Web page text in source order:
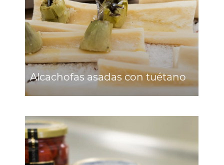
Alcachofas asadas con tuétano